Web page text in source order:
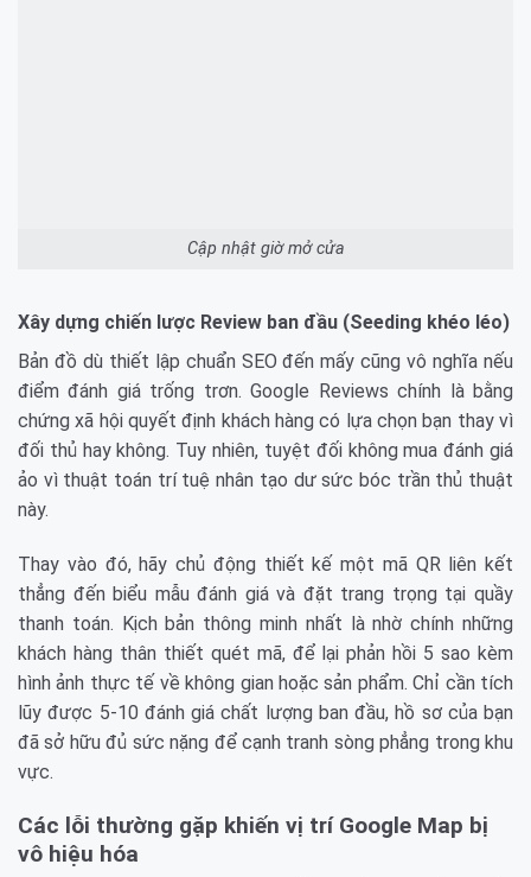
Cập nhật giờ mở cửa
Xây dựng chiến lược Review ban đầu (Seeding khéo léo)
Bản đồ dù thiết lập chuẩn SEO đến mấy cũng vô nghĩa nếu
điểm đánh giá trống trơn. Google Reviews chính là bằng
chứng xã hội quyết định khách hàng có lựa chọn bạn thay vì
đối thủ hay không. Tuy nhiên, tuyệt đối không mua đánh giá
ảo vì thuật toán trí tuệ nhân tạo dư sức bóc trần thủ thuật
này.
Thay vào đó, hãy chủ động thiết kế một mã QR liên kết
thẳng đến biểu mẫu đánh giá và đặt trang trọng tại quầy
thanh toán. Kịch bản thông minh nhất là nhờ chính những
khách hàng thân thiết quét mã, để lại phản hồi 5 sao kèm
hình ảnh thực tế về không gian hoặc sản phẩm. Chỉ cần tích
lũy được 5-10 đánh giá chất lượng ban đầu, hồ sơ của bạn
đã sở hữu đủ sức nặng để cạnh tranh sòng phẳng trong khu
vực.
Các lỗi thường gặp khiến vị trí Google Map bị
vô hiệu hóa